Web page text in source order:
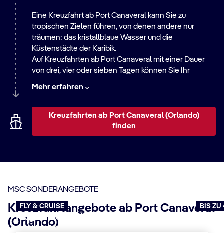
Eine Kreuzfahrt ab Port Canaveral kann Sie zu
tropischen Zielen führen, von denen andere nur
träumen: das kristallblaue Wasser und die
Küstenstädte der Karibik.
Auf Kreuzfahrten ab Port Canaveral mit einer Dauer
von drei, vier oder sieben Tagen können Sie Ihr
entspannendes Bad im sanften, warmen Wasser am
dem Jetski mit hoher Geschwindigkeit über das Meer.
Auf einer Kreuzfahrt ab Port Canaveral können Sie
auch die exklusive Insel von MSC Cruises besuchen:
Ocean Cay MSC Marine Reserve. Genießen Sie den
wenige Schritte vom glitzernden Ozean entfernt zu
erleben.
zu den InselnAntigua und Barbuda
St. Maarten
Mehr erfahren
Kreuzfahrten ab Port Canaveral (Orlando)
finden
MSC SONDERANGEBOTE
Kreuzfahrtangebote ab Port Canaveral
(Orlando)
FLY & CRUISE
Flug & Kreuzfahrt
Jetzt buchen
BIS ZU